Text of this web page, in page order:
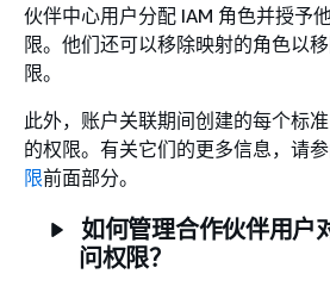
伙伴中心用户分配 IAM 角色并授予
限。他们还可以移除映射的角色以
限。
此外，账户关联期间创建的每个标
的权限。有关它们的更多信息，请
限前面部分。
如何管理合作伙伴用户
问权限？